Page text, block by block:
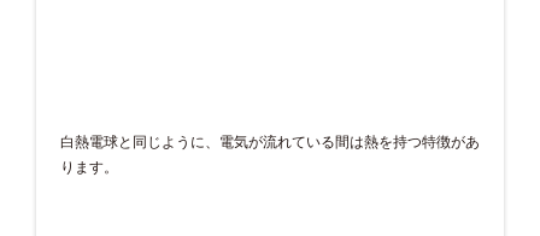
白熱電球と同じように、電気が流れている間は熱を持つ特徴があ
ります。